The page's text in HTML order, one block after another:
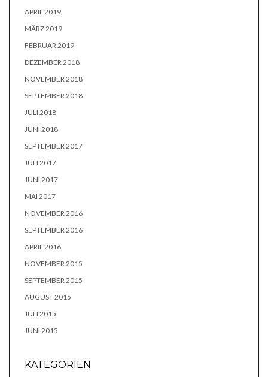
APRIL 2019
MÄRZ 2019
FEBRUAR 2019
DEZEMBER 2018
NOVEMBER 2018
SEPTEMBER 2018
JULI 2018
JUNI 2018
SEPTEMBER 2017
JULI 2017
JUNI 2017
MAI 2017
NOVEMBER 2016
SEPTEMBER 2016
APRIL 2016
NOVEMBER 2015
SEPTEMBER 2015
AUGUST 2015
JULI 2015
JUNI 2015
KATEGORIEN